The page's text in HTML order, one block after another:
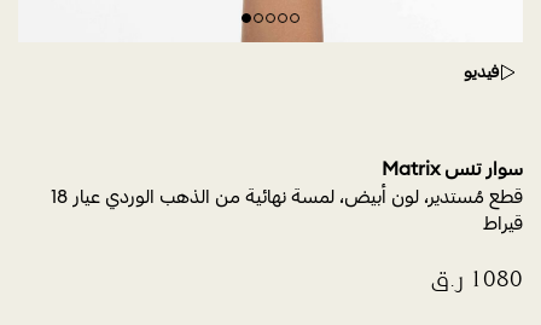
فيديو
سوار تنس Matrix
قطع مُستدير، لون أبيض، لمسة نهائية من الذهب الوردي عيار 18
قيراط